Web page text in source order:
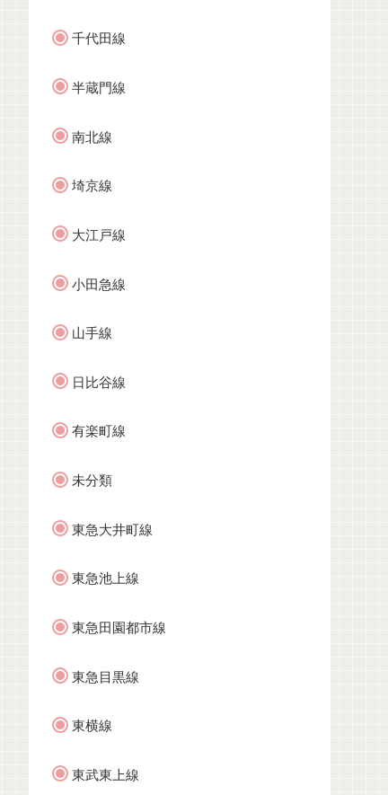
千代田線
半蔵門線
南北線
埼京線
大江戸線
小田急線
山手線
日比谷線
有楽町線
未分類
東急大井町線
東急池上線
東急田園都市線
東急目黒線
東横線
東武東上線